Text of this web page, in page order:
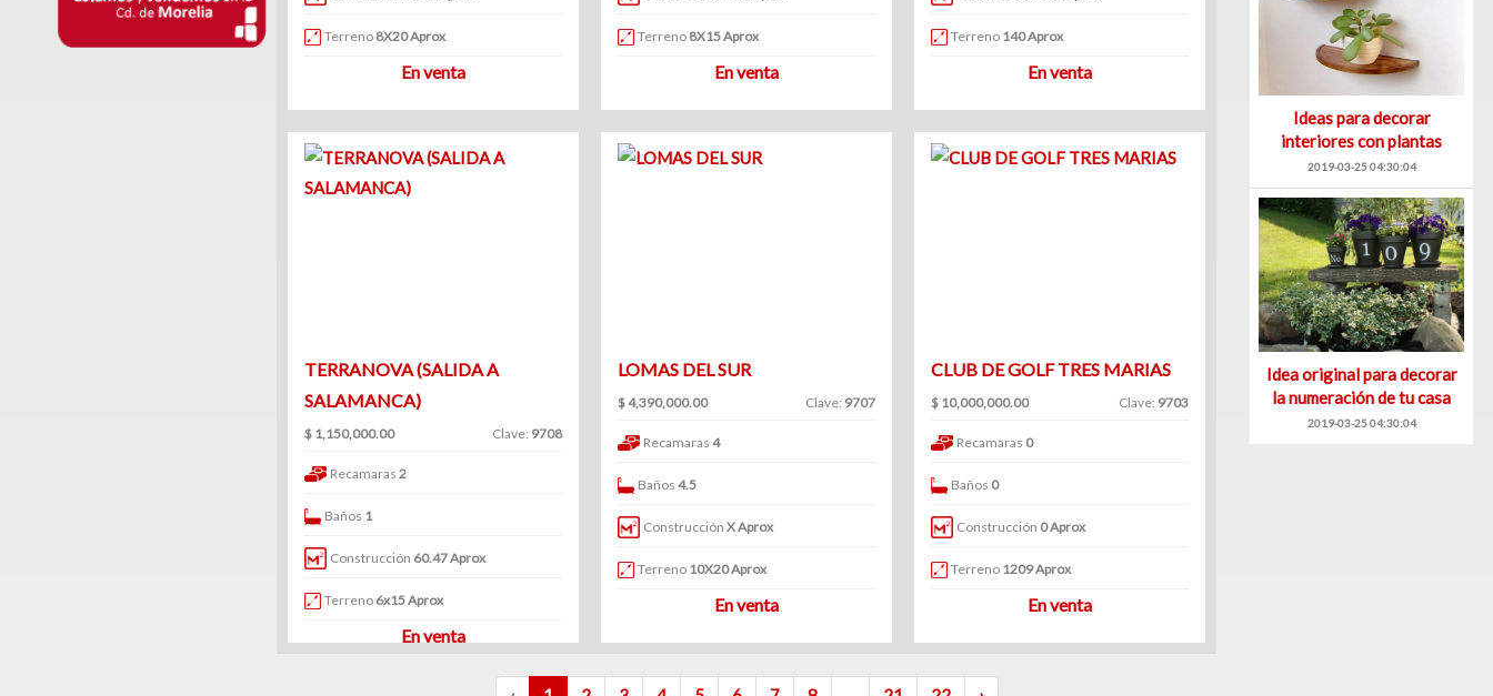
Terreno 8X20 Aprox
En venta
Terreno 8X15 Aprox
En venta
Terreno 140 Aprox
En venta
TERRANOVA (SALIDA A
SALAMANCA)
$ 1,150,000.00 Clave: 9708
Recamaras 2
Baños 1
Construcción 60.47 Aprox
Terreno 6x15 Aprox
En venta
LOMAS DEL SUR
$ 4,390,000.00 Clave: 9707
Recamaras 4
Baños4.5
Construcción X Aprox
Terreno 10X20 Aprox
En venta
CLUB DE GOLF TRES MARIAS
$ 10,000,000.00 Clave: 9703
Recamaras 0
Baños 0
Construcción 0 Aprox
Terreno 1209 Aprox
En venta
Ideas para decorar
interiores con plantas
2019-03-25 04:30:04
Idea original para decorar
la numeración de tu casa
2019-03-25 04:30:04